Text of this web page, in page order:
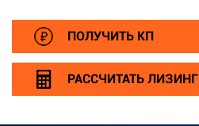
ПОЛУЧИТЬ КП
РАССЧИТАТЬ ЛИЗИНГ